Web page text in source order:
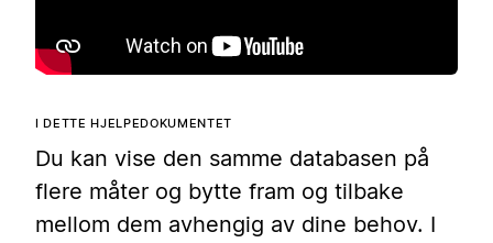
I DETTE HJELPEDOKUMENTET
Du kan vise den samme databasen på
flere måter og bytte fram og tilbake
mellom dem avhengig av dine behov. I